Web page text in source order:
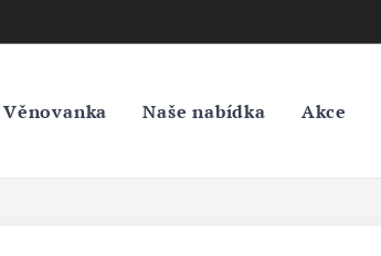
Věnovanka Naše nabídka Akce